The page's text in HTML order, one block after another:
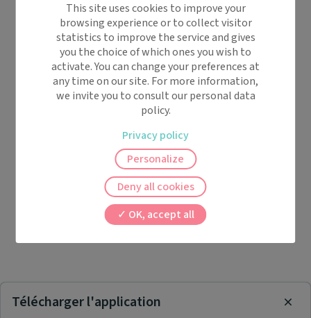
Télécharger l'application
This site uses cookies to improve your
browsing experience or to collect visitor
statistics to improve the service and gives
you the choice of which ones you wish to
activate. You can change your preferences at
any time on our site. For more information,
we invite you to consult our personal data
policy.
OK, accept all
Deny all cookies
Personalize
Privacy policy